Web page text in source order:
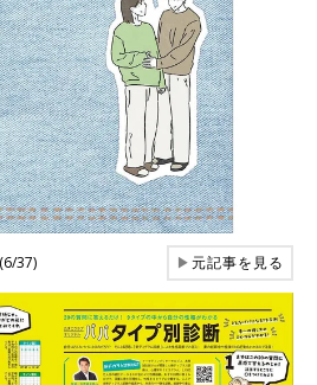
37) ▶元記事を見る